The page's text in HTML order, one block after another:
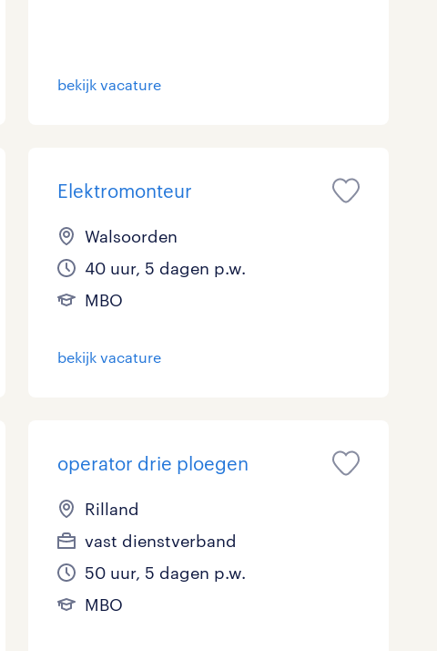
bekijk vacature
Elektromonteur
Walsoorden
40 uur, 5 dagen p.w.
MBO
bekijk vacature
operator drie ploegen
Rilland
vast dienstverband
50 uur, 5 dagen p.w.
MBO